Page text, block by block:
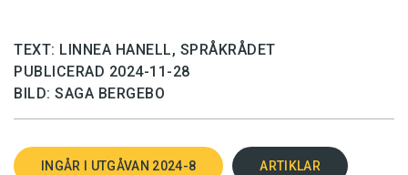
TEXT: LINNEA HANELL, SPRÅKRÅDET
PUBLICERAD 2024-11-28
BILD: SAGA BERGEBO
INGÅR I UTGÅVAN 2024-8 ARTIKLAR